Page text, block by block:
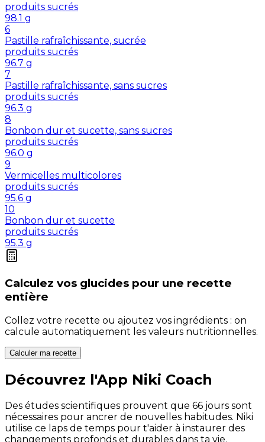
produits sucrés
98.1 g
6
Pastille rafraîchissante, sucrée
produits sucrés
96.7 g
7
Pastille rafraîchissante, sans sucres
produits sucrés
96.3 g
8
Bonbon dur et sucette, sans sucres
produits sucrés
96.0 g
9
Vermicelles multicolores
produits sucrés
95.6 g
10
Bonbon dur et sucette
produits sucrés
95.3 g
Calculez vos glucides pour une recette
entière
Collez votre recette ou ajoutez vos ingrédients : on
calcule automatiquement les valeurs nutritionnelles.
Calculer ma recette
Découvrez l'App Niki Coach
Des études scientifiques prouvent que 66 jours sont
nécessaires pour ancrer de nouvelles habitudes. Niki
utilise ce laps de temps pour t'aider à instaurer des
changements profonds et durables dans ta vie.